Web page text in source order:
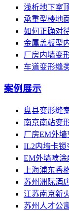
浅析地下室
承重型楼地
如何正确对
金属盖板型
厂房内墙变
车道变形缝
案例展示
盘县变形缝
南京南站变
厂房EM外
IL2内墙卡锁
EM外墙喷涂
上海浦东香
苏州洲际酒
江苏南京新
苏州人才公